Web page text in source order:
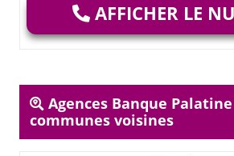
AFFICHER LE
Agences Banque
communes voisines